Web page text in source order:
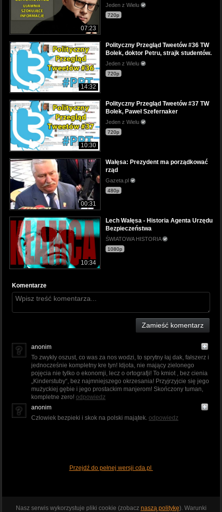
07:23
Jeden z Wielu
720p
14:32
Polityczny Przegląd Tweetów #36 TW
Bolek, doktor Petru, strajk studentów.
Jeden z Wielu
720p
10:30
Polityczny Przegląd Tweetów #37 TW
Bolek, Paweł Szefernaker
Jeden z Wielu
720p
00:31
Wałęsa: Prezydent ma porządkować
rząd
Gazeta.pl
480p
10:34
Lech Wałęsa - Historia Agenta Urzędu
Bezpieczeństwa
ŚWIATOWA HISTORIA
1080p
Komentarze
Zamieść komentarz
anonim
To zwykły oszust, co was za nos wodzi, to sprytny łaj dak, fałszerz i
jednocześnie kompletny kre tyn! Idjota, nie mający zielonego
pojęcia nie tylko o ekonomji, lecz o ortografji! To kmiot , bez cienia
„Kinderstuby“, bez najmniejszego okrzesania! Przyjrzyjcie się jego
mużyckiej gębie i jego prostackim manjerom! Skończony tuman,
kompletne zero! odpowiedz
anonim
Człowiek bezpieki i skok na polski majątek. odpowiedz
Przejdź do pełnej wersji cda.pl
Nasz serwis wykorzystuje pliki cookie (zobacz naszą politykę). Warunki